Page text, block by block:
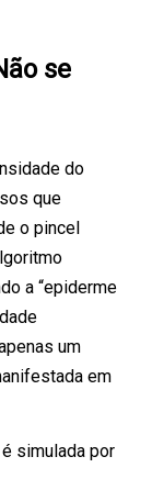
se
do
que
o pincel
a “epiderme
um
em
simulada por